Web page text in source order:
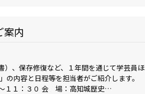
案内
）、保存修復など、１年間を通じて学芸員ほ
内容と日程等を担当者がご紹介します。
１１：３０ 会 場：高知城歴史…